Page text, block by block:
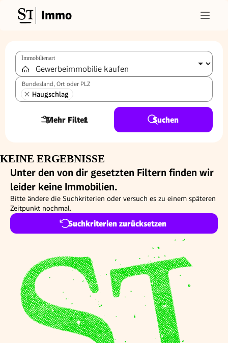
Immo
Immobilienart
Bundesland, Ort oder PLZ
Haugschlag
Mehr Filter
1 Suchen
KEINE ERGEBNISSE
Unter den von dir gesetzten Filtern finden wir
leider keine Immobilien.
Bitte ändere die Suchkriterien oder versuch es zu einem späteren
Zeitpunkt nochmal.
Suchkriterien zurücksetzen